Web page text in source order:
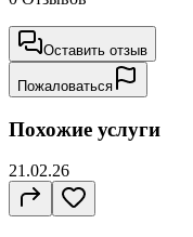
Оставить отзыв
Пожаловаться
Похожие услуги
21.02.26